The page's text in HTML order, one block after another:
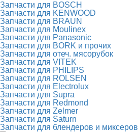
Запчасти для BOSCH
Запчасти для KENWOOD
Запчасти для BRAUN
Запчасти для Moulinex
Запчасти для Panasonic
Запчасти для BORK и прочих
Запчасти для отеч. мясорубок
Запчасти для VITEK
Запчасти для PHILIPS
Запчасти для ROLSEN
Запчасти для Electrolux
Запчасти для Supra
Запчасти для Redmond
Запчасти для Zelmer
Запчасти для Saturn
Запчасти для блендеров и миксеров